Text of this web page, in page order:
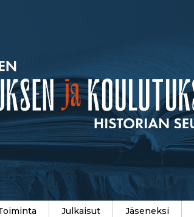
Julkaisut Jäseneksi